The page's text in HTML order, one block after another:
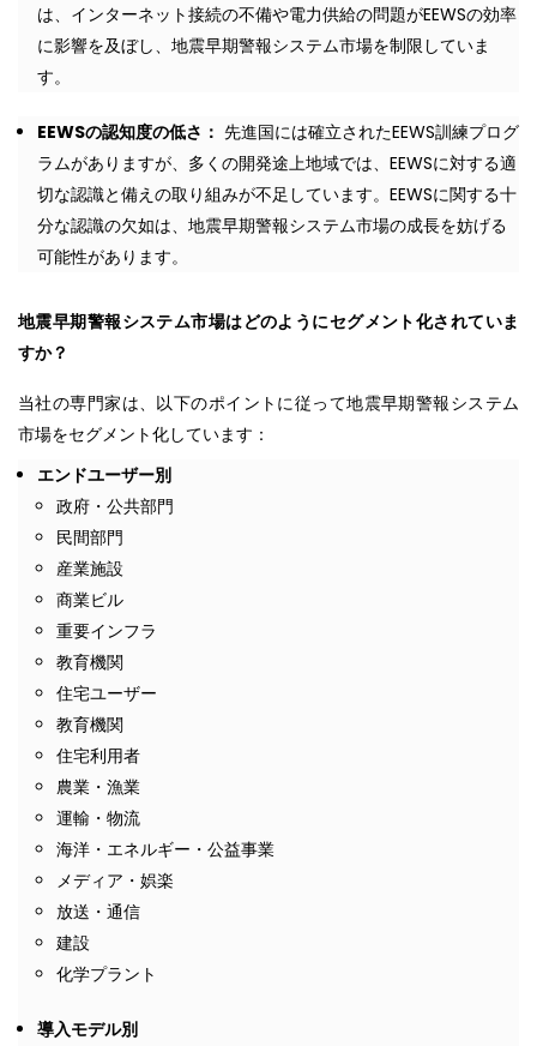
は、インターネット接続の不備や電力供給の問題がEEWSの効率
に影響を及ぼし、地震早期警報システム市場を制限していま
す。
EEWSの認知度の低さ： 先進国には確立されたEEWS訓練プログ
ラムがありますが、多くの開発途上地域では、EEWSに対する適
切な認識と備えの取り組みが不足しています。EEWSに関する十
分な認識の欠如は、地震早期警報システム市場の成長を妨げる
可能性があります。
地震早期警報システム市場はどのようにセグメント化されていま
すか？
当社の専門家は、以下のポイントに従って地震早期警報システム
市場をセグメント化しています：
エンドユーザー別
政府・公共部門
民間部門
産業施設
商業ビル
重要インフラ
教育機関
住宅ユーザー
教育機関
住宅利用者
農業・漁業
運輸・物流
海洋・エネルギー・公益事業
メディア・娯楽
放送・通信
建設
化学プラント
導入モデル別